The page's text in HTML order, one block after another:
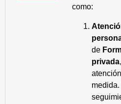
como:
de
privada
medida.